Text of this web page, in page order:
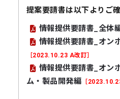
提案要請書は以下よりご
情報提供要請書_全体
情報提供要請書_オン
［2023.10.23 A改訂］
情報提供要請書_オン
ム・製品開発編 ［